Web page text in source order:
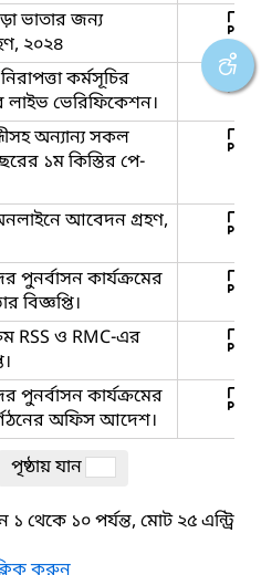
ভাতার জন্য
২০২৪
কর্মসূচির
ভেরিফিকেশন।
অন্যান্য সকল
১ম কিস্তির পে-
আবেদন গ্রহণ,
পুনর্বাসন কার্যক্রমের
RSS ও RMC-এর
পুনর্বাসন কার্যক্রমের
অফিস আদেশ।
পৃষ্ঠায় যান
১ থেকে ১০ পর্যন্ত, মোট ২৫ এন্ট্রি